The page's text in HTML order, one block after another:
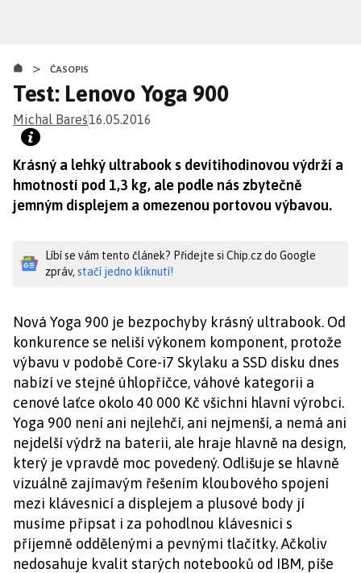
obsahu
> ČASOPIS
Test: Lenovo Yoga 900
Michal Bareš16.05.2016
Krásný a lehký ultrabook s devítihodinovou výdrží a
hmotností pod 1,3 kg, ale podle nás zbytečně
jemným displejem a omezenou portovou výbavou.
Líbí se vám tento článek? Přidejte si Chip.cz do Google
zpráv, stačí jedno kliknutí!
Nová Yoga 900 je bezpochyby krásný ultrabook. Od
konkurence se neliší výkonem komponent, protože
výbavu v podobě Core-i7 Skylaku a SSD disku dnes
nabízí ve stejné úhlopříčce, váhové kategorii a
cenové laťce okolo 40 000 Kč všichni hlavní výrobci.
Yoga 900 není ani nejlehčí, ani nejmenší, a nemá ani
nejdelší výdrž na baterii, ale hraje hlavně na design,
který je vpravdě moc povedený. Odlišuje se hlavně
vizuálně zajímavým řešením kloubového spojení
mezi klávesnicí a displejem a plusové body jí
musíme připsat i za pohodlnou klávesnici s
příjemně oddělenými a pevnými tlačítky. Ačkoliv
nedosahuje kvalit starých notebooků od IBM, píše